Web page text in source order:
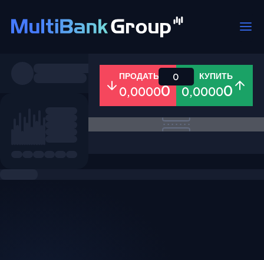
Все Форекс Металлы
ПРОДАТЬ
0,00000
КУПИТЬ
0,00000
0